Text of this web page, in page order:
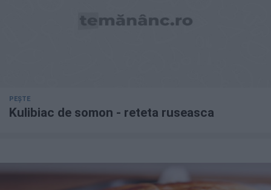
PEȘTE
Kulibiac de somon - reteta ruseasca